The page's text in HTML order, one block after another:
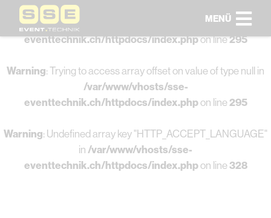
Warning: Undefined array key 0 in
/var/www/vhosts/sse-
eventtechnik.ch/httpdocs/index.phpon line295
Warning: Trying to access array offset on value of type null in
/var/www/vhosts/sse-
eventtechnik.ch/httpdocs/index.phpon line295
Warning: Undefined array key "HTTP_ACCEPT_LANGUAGE"
in /var/www/vhosts/sse-
eventtechnik.ch/httpdocs/index.phpon line328
MENÜ